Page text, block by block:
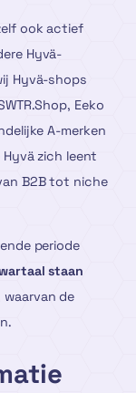
ook actief
Hyvä-
Hyvä-shops
Eeko
A-merken
zich leent
B2B tot niche
periode
staan
waarvan de